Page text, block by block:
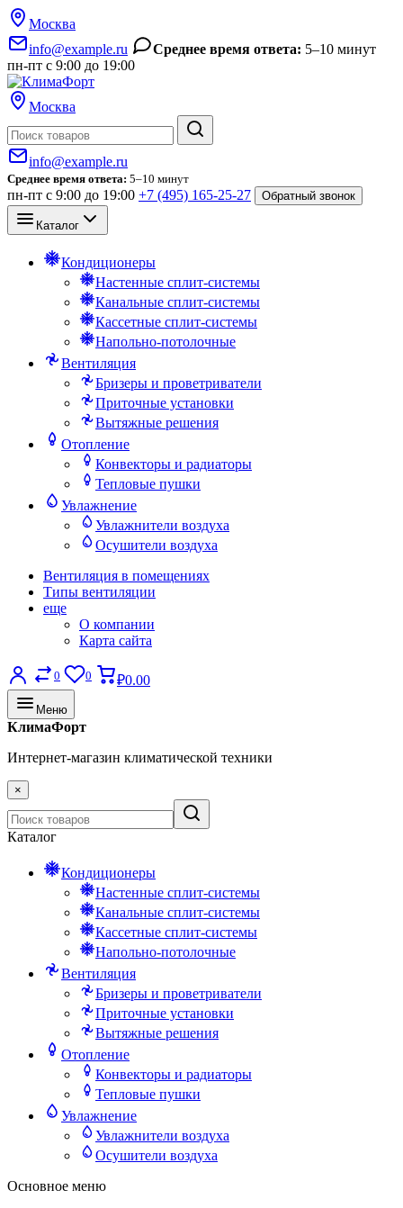
Москва
info@example.ru
Среднее время ответа: 5–10 минут
пн-пт с 9:00 до 19:00
Москва
info@example.ru
Среднее время ответа: 5–10 минут
пн-пт с 9:00 до 19:00 +7 (495) 165-25-27 Обратный звонок
Каталог
Кондиционеры
Настенные сплит-системы
Канальные сплит-системы
Кассетные сплит-системы
Напольно-потолочные
Вентиляция
Бризеры и проветриватели
Приточные установки
Вытяжные решения
Отопление
Конвекторы и радиаторы
Тепловые пушки
Увлажнение
Увлажнители воздуха
Осушители воздуха
Вентиляция в помещениях
Типы вентиляции
еще
О компании
Карта сайта
0 0 ₽0.00
Меню
КлимаФорт
Интернет-магазин климатической техники
×
Каталог
Кондиционеры
Настенные сплит-системы
Канальные сплит-системы
Кассетные сплит-системы
Напольно-потолочные
Вентиляция
Бризеры и проветриватели
Приточные установки
Вытяжные решения
Отопление
Конвекторы и радиаторы
Тепловые пушки
Увлажнение
Увлажнители воздуха
Осушители воздуха
Основное меню